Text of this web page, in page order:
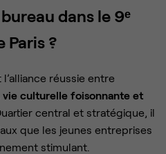
dans le 9ᵉ
Paris ?
réussie entre
vie culturelle foisonnante et
central et stratégique, il
que les jeunes entreprises
stimulant.